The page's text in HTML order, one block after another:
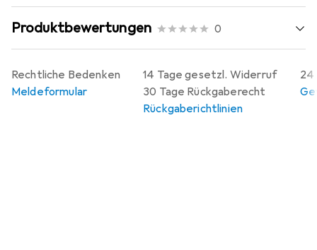
Produktbewertungen 0
14 Tage gesetzl. Widerruf
30 Tage Rückgaberecht
Rückgaberichtlinien
24
Rechtliche Bedenken
Meldeformular